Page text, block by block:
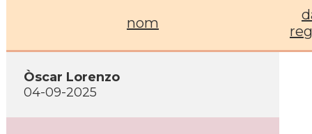
nom
Òscar Lorenzo
04-09-2025